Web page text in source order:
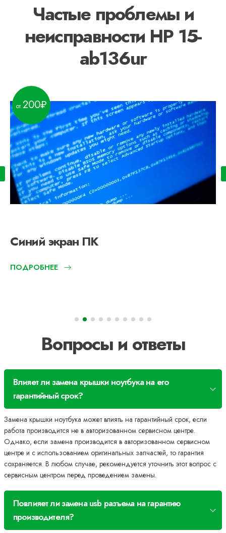
Частые проблемы и
неисправности HP 15-
ab136ur
Синий экран ПК
200
ПОДРОБНЕЕ
Вопросы и ответы
Влияет ли замена крышки ноутбука на его
гарантийный срок?
Замена крышки ноутбука может влиять на гарантийный срок, если
работа производится не в авторизованном сервисном центре.
Однако, если замена производится в авторизованном сервисном
центре и с использованием оригинальных запчастей, то гарантия
сохраняется. В любом случае, рекомендуется уточнить этот вопрос с
сервисным центром перед проведением замены.
Повлияет ли замена usb разъема на гарантию
производителя?